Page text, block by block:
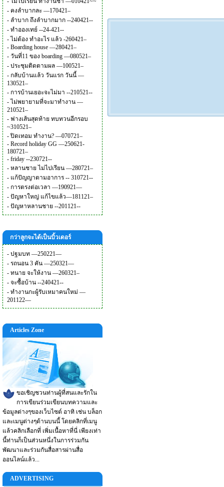
- คงลำบากละ —170421–
- ลำบาก ถึงลำบากมาก --240421--
- ทำอองเทย์ --24-421--
- ไม่ต้อง ทำอะไร แล้ว -260421–
- Boarding house —280421–
- วันที่11 ของ boarding —080521–
- ประชุมติดตามผล —100521–
- กลับบ้านแล้ว วันแรก วันนี้ —
130521–
- การบ้านเยอะจะไม่มา --210521--
- ไม่พยายามที่จะมาทำงาน —
210521–
- ฟางเส้นสุดท้าย ทบทวนอีกรอบ
~310521–
-ปิดเทอม ทำงาน? —070721–
- Record holiday GG —250621-
180721–
- friday --230721--
- หลานชาย ไม่ไปเรียน —280721–
- แก้ปัญญาตามอาการ -- 310721--
- การตรงต่อเวลา —190921—
- ปัญหาใหญ่ แก้ไขแล้ว—181121–
- ปัญหาหลานชาย --201121--
กว่าลูกจะได้เป็นบิ้วเดอร์
- ปฐมบท —250221—
- รถนอน 3 คัน —250321—
- ทนาย จะให้งาน —260321–
- จะซื้อบ้าน --240421--
- ทำงานกะผู้รับเหมาคนใหม่ —
201122—
Articles Zone
ขอเชิญชวนท่านผู้ที่สนและรักใน
การเขียนร่วมเขียนบทความและ
ข้อมูลต่างๆของเว็บไซต์ อาทิ เช่น บล็อก
และเมนูต่างๆด้านบนนี้ โดยคลิกที่เมนู
แล้วคลิกเลือกที่ เพิ่มเนื้อหาที่นี่ เพียงเท่า
นี้ท่านก็เป็นส่วนหนึ่งในการร่วมกัน
พัฒนาและร่วมกันสื่อสารผ่านสื่อ
ออนไลน์แล้ว...
ADVERTISING